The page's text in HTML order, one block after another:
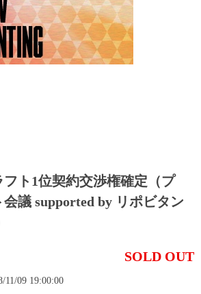
フト1位契約交渉権確定（プ
議 supported by リポビタン
SOLD OUT
11/09 19:00:00